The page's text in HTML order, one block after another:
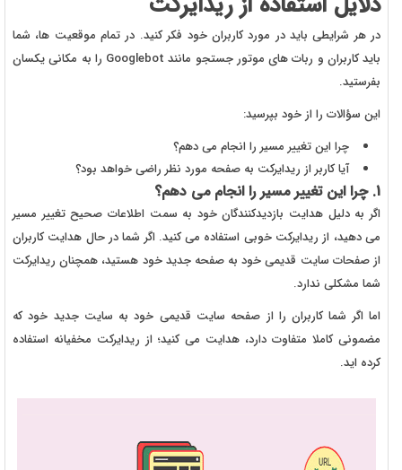
در هر شرایطی باید در مورد کاربران خود فکر کنید. در تمام موقعیت ها، شما
باید کاربران و ربات های موتور جستجو مانند Googlebot را به مکانی یکسان
بفرستید.
این سؤالات را از خود بپرسید:
چرا این تغییر مسیر را انجام می دهم؟
آیا کاربر از ریدایرکت به صفحه مورد نظر راضی خواهد بود؟
1. چرا این تغییر مسیر را انجام می دهم؟
اگر به دلیل هدایت بازدیدکنندگان خود به سمت اطلاعات صحیح تغییر مسیر
می دهید، از ریدایرکت خوبی استفاده می کنید. اگر شما در حال هدایت کاربران
از صفحات سایت قدیمی خود به صفحه جدید خود هستید، همچنان ریدایرکت
شما مشکلی ندارد.
اما اگر شما کاربران را از صفحه سایت قدیمی خود به سایت جدید خود که
مضمونی کاملا متفاوت دارد، هدایت می کنید؛ از ریدایرکت مخفیانه استفاده
کرده اید.